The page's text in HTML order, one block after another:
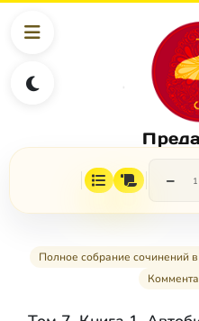
−
Полное собрание сочинений